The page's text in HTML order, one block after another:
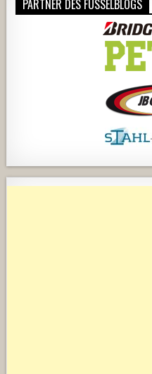
PARTNER DES FUSSELBLOGS